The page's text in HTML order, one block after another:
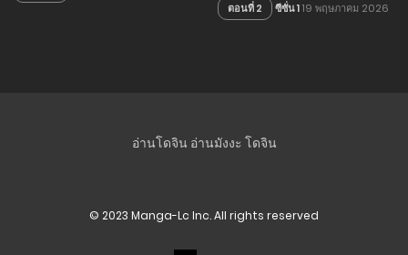
ตอนที่ 2 ซีซั่น 119 พฤษภาคม 2026
อ่านโดจิน อ่านมังงะ โดจิน
© 2023 Manga-Lc Inc. All rights reserved